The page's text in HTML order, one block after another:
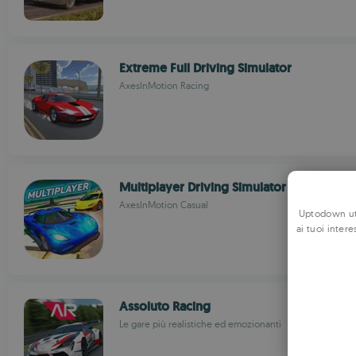
Extreme Full Driving Simulator
AxesInMotion Racing
Multiplayer Driving Simulator
AxesInMotion Casual
Assoluto Racing
Le gare più realistiche ed emozionanti
Uptodown
ai tuoi